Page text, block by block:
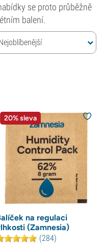
se proto průběžně
balení.
20% sleva
na regulaci
(Zamnesia)
(284)